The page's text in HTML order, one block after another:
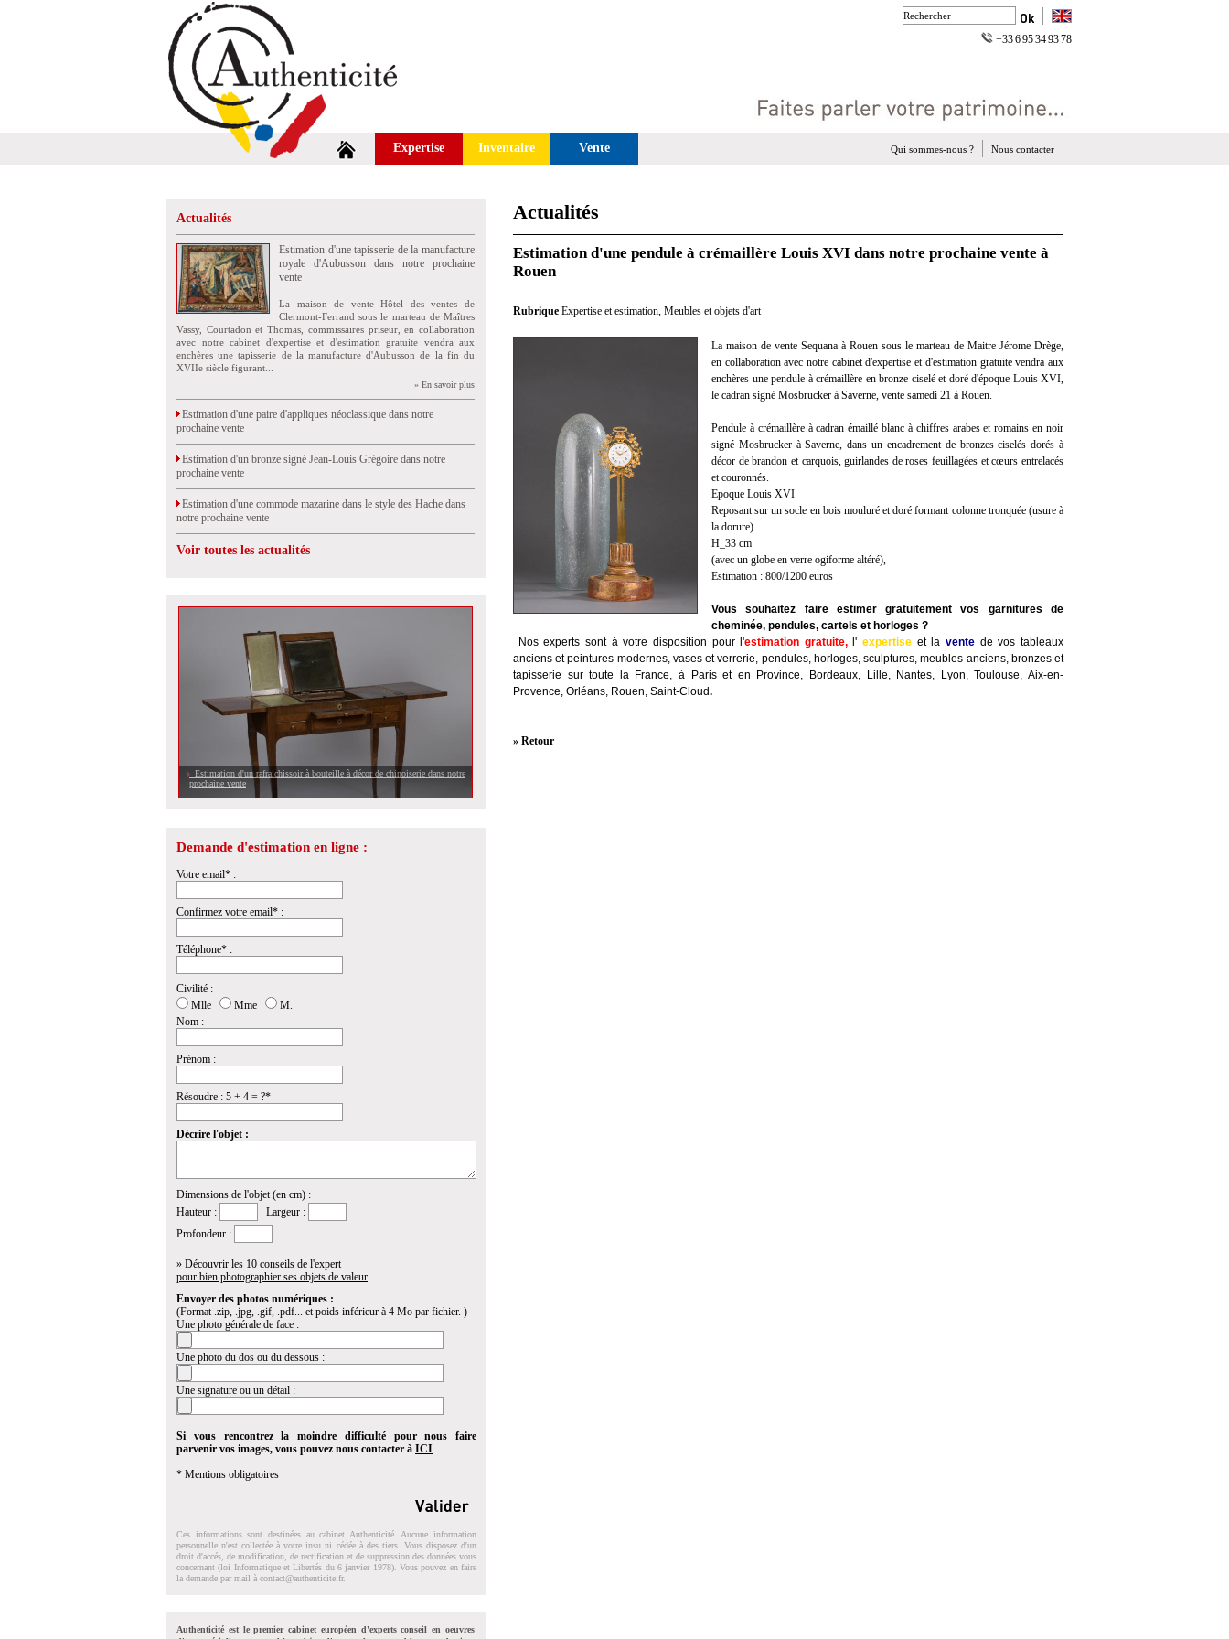
+33 6 95 34 93 78
Expertise Inventaire Vente Nous contacter
Qui sommes-nous ?
Actualités
Estimation d'une tapisserie de la manufacture
royale d'Aubusson dans notre prochaine
vente
La maison de vente Hôtel des ventes de
Clermont-Ferrand sous le marteau de Maîtres
Vassy, Courtadon et Thomas, commissaires priseur, en collaboration
avec notre cabinet d'expertise et d'estimation gratuite vendra aux
enchères une tapisserie de la manufacture d'Aubusson de la fin du
XVIIe siècle figurant...
» En savoir plus
Estimation d'une paire d'appliques néoclassique dans notre
prochaine vente
Estimation d'un bronze signé Jean-Louis Grégoire dans notre
prochaine vente
Estimation d'une commode mazarine dans le style des Hache dans
notre prochaine vente
Voir toutes les actualités
Estimation d'un rafraichissoir à bouteille à décor de chinoiserie dans notre
prochaine vente
Demande d'estimation en ligne :
Votre email* :
Confirmez votre email* :
Téléphone* :
Civilité :
Mlle
Mme
M.
Nom :
Prénom :
Résoudre : 5 + 4 = ?*
Décrire l'objet :
Dimensions de l'objet (en cm) :
Hauteur :
Largeur :
Profondeur :
» Découvrir les 10 conseils de l'expert
pour bien photographier ses objets de valeur
Envoyer des photos numériques :
(Format .zip, .jpg, .gif, .pdf... et poids inférieur à 4 Mo par fichier. )
Une photo générale de face :
Une photo du dos ou du dessous :
Une signature ou un détail :
Si vous rencontrez la moindre difficulté pour nous faire
parvenir vos images, vous pouvez nous contacter à ICI
* Mentions obligatoires
Ces informations sont destinées au cabinet Authenticité. Aucune information
personnelle n'est collectée à votre insu ni cédée à des tiers. Vous disposez d'un
droit d'accés, de modification, de rectification et de suppression des données vous
concernant (loi Informatique et Libertés du 6 janvier 1978). Vous pouvez en faire
la demande par mail à contact@authenticite.fr.
Authenticité est le premier cabinet européen d'experts conseil en oeuvres
Actualités
Estimation d'une pendule à crémaillère Louis XVI dans notre prochaine vente à
Rouen
Rubrique Expertise et estimation, Meubles et objets d'art
La maison de vente Sequana à Rouen sous le marteau de Maitre Jérome Drège,
en collaboration avec notre cabinet d'expertise et d'estimation gratuite vendra aux
enchères une pendule à crémaillère en bronze ciselé et doré d'époque Louis XVI,
le cadran signé Mosbrucker à Saverne, vente samedi 21 à Rouen.
Pendule à crémaillère à cadran émaillé blanc à chiffres arabes et romains en noir
signé Mosbrucker à Saverne, dans un encadrement de bronzes ciselés dorés à
décor de brandon et carquois, guirlandes de roses feuillagées et cœurs entrelacés
et couronnés.
Epoque Louis XVI
Reposant sur un socle en bois mouluré et doré formant colonne tronquée (usure à
la dorure).
H_33 cm
(avec un globe en verre ogiforme altéré),
Estimation : 800/1200 euros
Vous souhaitez faire estimer gratuitement vos garnitures de
cheminée, pendules, cartels et horloges ?
Nos experts sont à votre disposition pour l'estimation gratuite, l' expertise et lavente de vos tableaux
anciens et peintures modernes, vases et verrerie, pendules, horloges, sculptures, meubles anciens, bronzes et
tapisserie sur toute la France, à Paris et en Province, Bordeaux, Lille, Nantes, Lyon, Toulouse, Aix-en-
Provence, Orléans, Rouen, Saint-Cloud.
» Retour